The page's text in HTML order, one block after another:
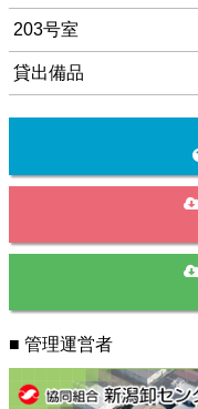
203号室
貸出備品
■ 管理運営者